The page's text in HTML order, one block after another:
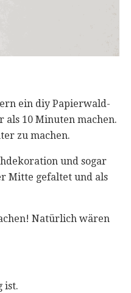
ein diy Papierwald-
als 10 Minuten machen.
zu machen.
und sogar
Mitte gefaltet und als
Natürlich wären
ist.